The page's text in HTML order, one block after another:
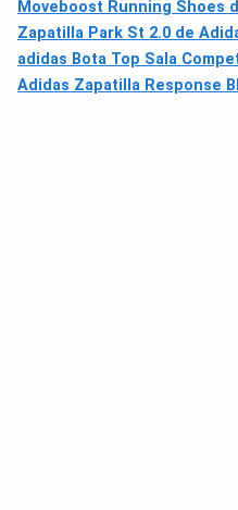
Moveboost Running Shoes
Zapatilla Park St 2.0 de
adidas Bota Top Sala
Adidas Zapatilla Response